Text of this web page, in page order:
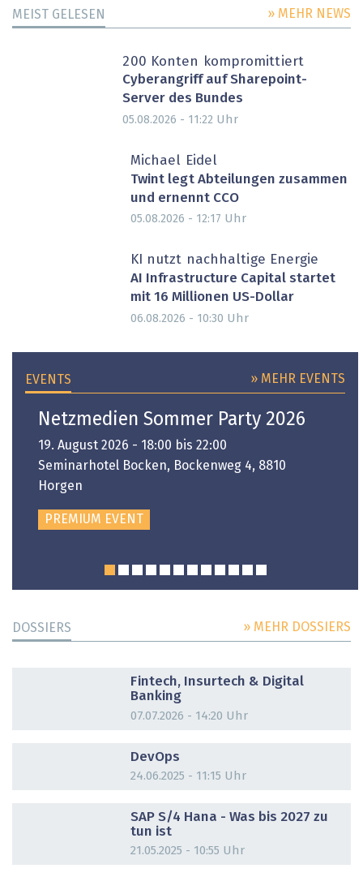
MEIST GELESEN » MEHR NEWS
200 Konten kompromittiert
Cyberangriff auf Sharepoint-
Server des Bundes
05.08.2026 - 11:22 Uhr
Michael Eidel
Twint legt Abteilungen zusammen
und ernennt CCO
05.08.2026 - 12:17 Uhr
KI nutzt nachhaltige Energie
AI Infrastructure Capital startet
mit 16 Millionen US-Dollar
06.08.2026 - 10:30 Uhr
EVENTS » MEHR EVENTS
Netzmedien Sommer Party 2026
19. August 2026 - 18:00 bis 22:00
Seminarhotel Bocken, Bockenweg 4, 8810
Horgen
PREMIUM EVENT
DOSSIERS » MEHR DOSSIERS
Fintech, Insurtech & Digital
Banking
07.07.2026 - 14:20 Uhr
DevOps
24.06.2025 - 11:15 Uhr
SAP S/4 Hana - Was bis 2027 zu
tun ist
21.05.2025 - 10:55 Uhr